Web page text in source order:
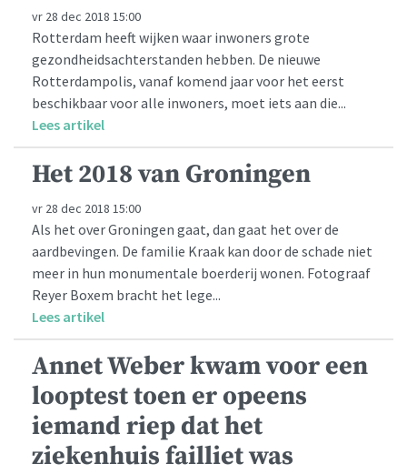
vr 28 dec 2018 15:00
Rotterdam heeft wijken waar inwoners grote
gezondheidsachterstanden hebben. De nieuwe
Rotterdampolis, vanaf komend jaar voor het eerst
beschikbaar voor alle inwoners, moet iets aan die...
Lees artikel
Het 2018 van Groningen
vr 28 dec 2018 15:00
Als het over Groningen gaat, dan gaat het over de
aardbevingen. De familie Kraak kan door de schade niet
meer in hun monumentale boerderij wonen. Fotograaf
Reyer Boxem bracht het lege...
Lees artikel
Annet Weber kwam voor een
looptest toen er opeens
iemand riep dat het
ziekenhuis failliet was